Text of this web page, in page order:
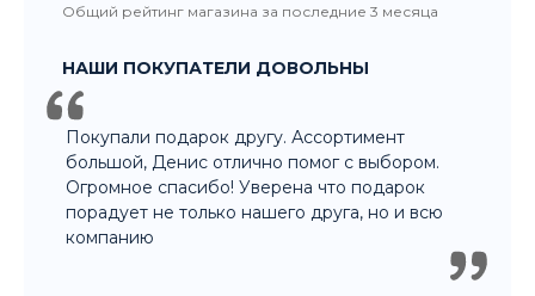
Общий рейтинг магазина за последние 3 месяца
НАШИ ПОКУПАТЕЛИ ДОВОЛЬНЫ
Покупали подарок другу. Ассортимент
большой, Денис отлично помог с выбором.
Огромное спасибо! Уверена что подарок
порадует не только нашего друга, но и всю
компанию